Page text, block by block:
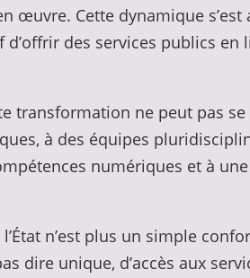
œuvre. Cette dynamique s’est
des services publics
transformation ne peut pas
à des équipes
numériques et à
n’est plus un simple
dire unique, d’accès aux